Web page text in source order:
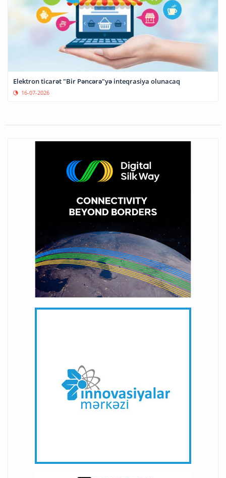
Elektron ticarət "Bir Pəncərə"yə inteqrasiya olunacaq
16-07-2026